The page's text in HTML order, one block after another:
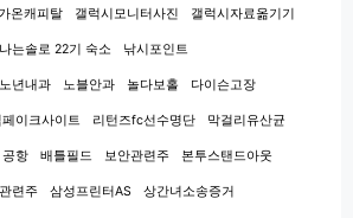
가온캐피탈 갤럭시모니터사진 갤럭시자료옮기기
나는솔로 22기 숙소 낚시포인트
노년내과 노블안과 놀다보홀 다이슨고장
페이크사이트 리턴즈fc선수명단 막걸리유산균
공항 배틀필드 보안관련주 본투스탠드아웃
련주 삼성프린터AS 상간녀소송증거